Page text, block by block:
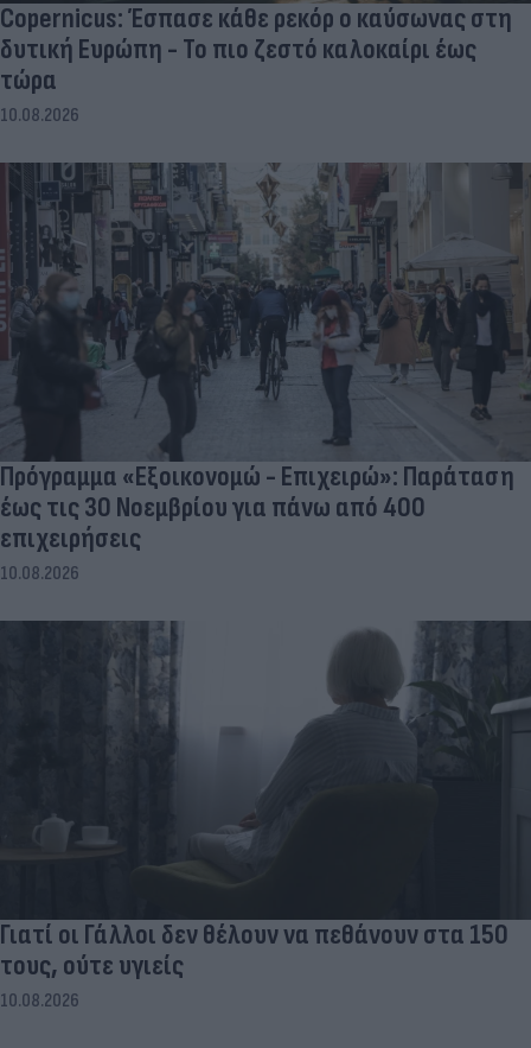
Copernicus: Έσπασε κάθε ρεκόρ ο καύσωνας στη
δυτική Ευρώπη - Το πιο ζεστό καλοκαίρι έως
τώρα
10.08.2026
Πρόγραμμα «Εξοικονομώ - Επιχειρώ»: Παράταση
έως τις 30 Νοεμβρίου για πάνω από 400
επιχειρήσεις
10.08.2026
Γιατί οι Γάλλοι δεν θέλουν να πεθάνουν στα 150
τους, ούτε υγιείς
10.08.2026